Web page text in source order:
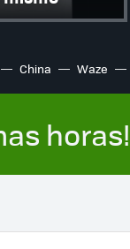
China Waze